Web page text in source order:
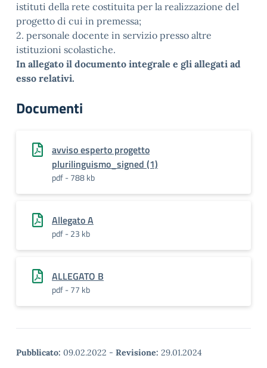
istituti della rete costituita per la realizzazione del
progetto di cui in premessa;
2. personale docente in servizio presso altre
istituzioni scolastiche.
In allegato il documento integrale e gli allegati ad
esso relativi.
Documenti
avviso esperto progetto
plurilinguismo_signed (1)
pdf - 788 kb
Allegato A
pdf - 23 kb
ALLEGATO B
pdf - 77 kb
Pubblicato: 09.02.2022 - Revisione: 29.01.2024